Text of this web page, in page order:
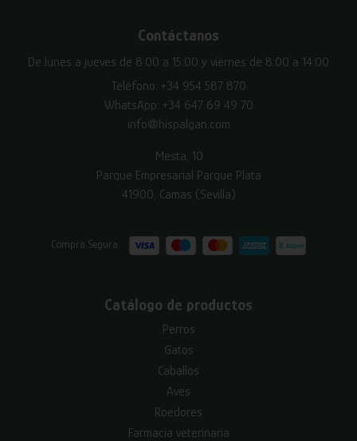
Contáctanos
De lunes a jueves de 8:00 a 15:00 y viernes de 8:00 a 14:00
Teléfono: +34 954 587 870
WhatsApp: +34 647 69 49 70
info@hispalgan.com
Mesta, 10
Parque Empresarial Parque Plata
41900, Camas (Sevilla)
Compra Segura:
Catálogo de productos
Perros
Gatos
Caballos
Aves
Roedores
Farmacia veterinaria